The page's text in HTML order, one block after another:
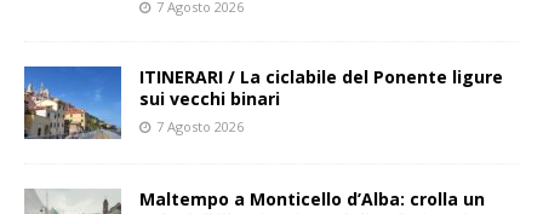
7 Agosto 2026
ITINERARI / La ciclabile del Ponente ligure
sui vecchi binari
7 Agosto 2026
Maltempo a Monticello d’Alba: crolla un